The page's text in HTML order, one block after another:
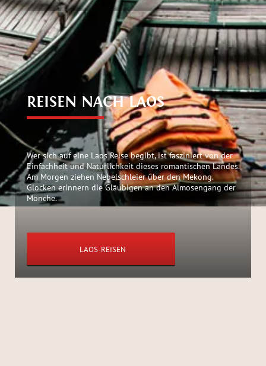
REISEN NACH LAOS
Wer sich auf eine Laos Reise begibt, ist fasziniert von der
Einfachheit und Natürlichkeit dieses romantischen Landes.
Am Morgen ziehen Nebelschleier über den Mekong.
Glocken erinnern die Gläubigen an den Almosengang der
Mönche.
LAOS-REISEN